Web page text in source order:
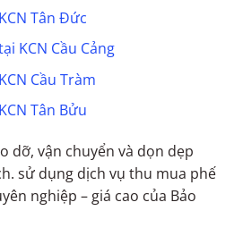
Tân Đức
KCN Cầu Cảng
Cầu Tràm
Tân Bửu
dỡ, vận chuyển và dọn dẹp
sử dụng dịch vụ thu mua phế
nghiệp – giá cao của Bảo